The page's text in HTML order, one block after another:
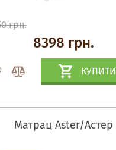
грн.
8398 грн.
КУПИТИ
Матрац Aster/Астер